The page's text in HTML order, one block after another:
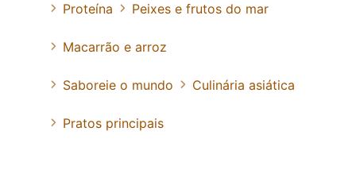
Proteína
Peixes e frutos do mar
Macarrão e arroz
Saboreie o mundo Culinária asiática
Pratos principais